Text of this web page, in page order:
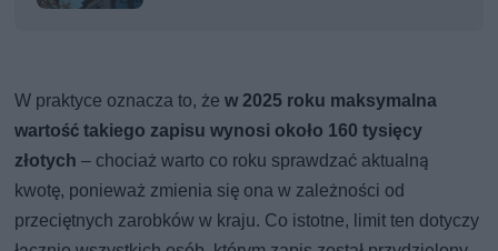
W praktyce oznacza to, żew 2025 roku maksymalna
wartość takiego zapisu wynosi około 160 tysięcy
złotych – chociaż warto co roku sprawdzać aktualną
kwotę, ponieważ zmienia się ona w zależności od
przeciętnych zarobków w kraju. Co istotne, limit ten dotyczy